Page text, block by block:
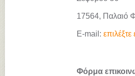
17564, Παλαιό
E-mail:
Φόρμα